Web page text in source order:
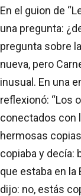
En el guion de
una pregunta:
pregunta sobre
nueva, pero
inusual. En una
reflexionó: “Los
conectados con
hermosas
copiaba y decía:
que estaba en la
dijo: no, estás